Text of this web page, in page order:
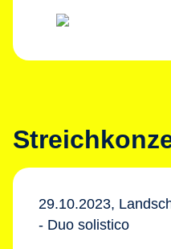
29.10.2023,
- Duo solistico